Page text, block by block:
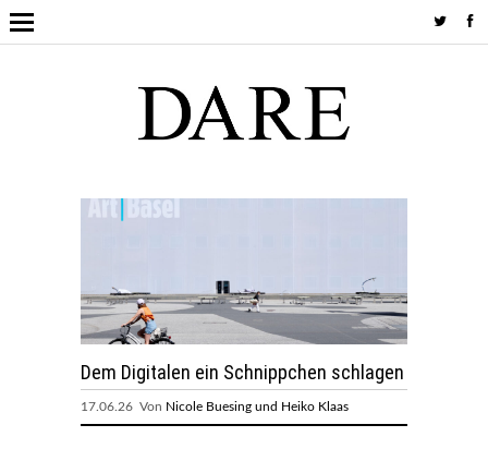
Dem Digitalen ein Schnippchen schlagen
17.06.26 Von Nicole Buesing und Heiko Klaas